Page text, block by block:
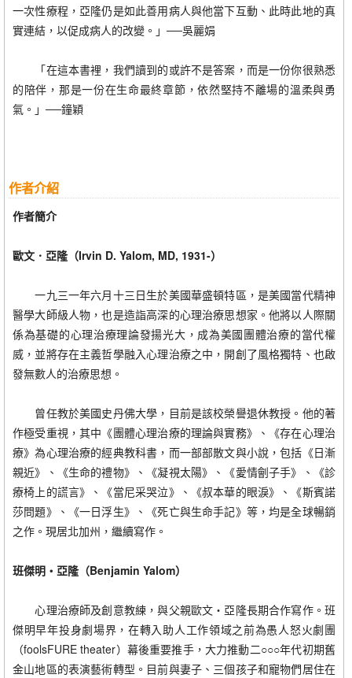
一次性療程，亞隆仍是如此善用病人與他當下互動、此時此地的真
實連結，以促成病人的改變。」──吳麗娟
「在這本書裡，我們讀到的或許不是答案，而是一份你很熟悉
的陪伴，那是一份在生命最終章節，依然堅持不離場的溫柔與勇
氣。」──鐘穎
作者介紹
作者簡介
歐文．亞隆（Irvin D. Yalom, MD, 1931-）
一九三一年六月十三日生於美國華盛頓特區，是美國當代精神
醫學大師級人物，也是造詣高深的心理治療思想家。他將以人際關
係為基礎的心理治療理論發揚光大，成為美國團體治療的當代權
威，並將存在主義哲學融入心理治療之中，開創了風格獨特、也啟
發無數人的治療思想。
曾任教於美國史丹佛大學，目前是該校榮譽退休教授。他的著
作極受重視，其中《團體心理治療的理論與實務》、《存在心理治
療》為心理治療的經典教科書，而一部部散文與小說，包括《日漸
親近》、《生命的禮物》、《凝視太陽》、《愛情劊子手》、《診
療椅上的謊言》、《當尼采哭泣》、《叔本華的眼淚》、《斯賓諾
莎問題》、《一日浮生》、《死亡與生命手記》等，均是全球暢銷
之作。現居北加州，繼續寫作。
班傑明‧亞隆（Benjamin Yalom）
心理治療師及創意教練，與父親歐文‧亞隆長期合作寫作。班
傑明早年投身劇場界，在轉入助人工作領域之前為愚人怒火劇團
（foolsFURE theater）幕後重要推手，大力推動二○○○年代初期舊
金山地區的表演藝術轉型。目前與妻子、三個孩子和寵物們居住在